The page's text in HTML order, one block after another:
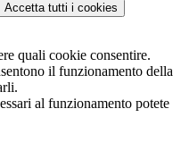
Accetta tutti i cookies
quali cookie consentire.
il funzionamento della
al funzionamento potete